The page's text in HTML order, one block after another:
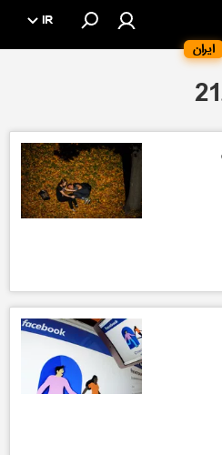
ایران
IR